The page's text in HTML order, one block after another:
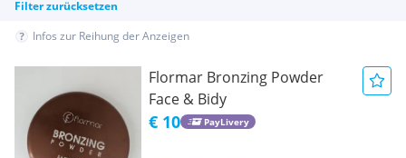
Filter zurücksetzen
Infos zur Reihung der Anzeigen
Flormar Bronzing Powder
Face & Bidy
€ 10 PayLivery